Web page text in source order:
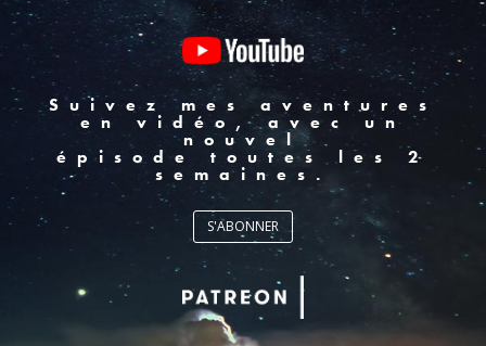
Suivez mes aventures
en vidéo, avec un
nouvel
épisode toutes les 2
semaines.
S'ABONNER